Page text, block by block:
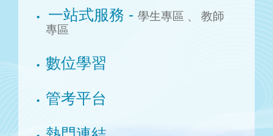
一站式服務 - 學生專區 、
教師
專區
數位學習
管考平台